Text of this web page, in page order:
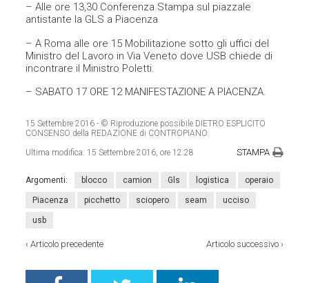
– Alle ore 13,30 Conferenza Stampa sul piazzale
antistante la GLS a Piacenza
– A Roma alle ore 15 Mobilitazione sotto gli uffici del
Ministro del Lavoro in Via Veneto dove USB chiede di
incontrare il Ministro Poletti.
– SABATO 17 ORE 12 MANIFESTAZIONE A PIACENZA.
15 Settembre 2016 - © Riproduzione possibile DIETRO ESPLICITO
CONSENSO della REDAZIONE di CONTROPIANO
Ultima modifica: 15 Settembre 2016, ore 12:28 STAMPA
Argomenti: blocco camion Gls logistica operaio
Piacenza picchetto sciopero seam ucciso
usb
‹Articolo precedente Articolo successivo›